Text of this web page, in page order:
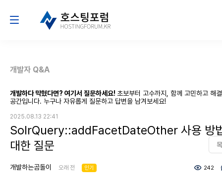
개발자 Q&A
개발하다 막혔다면? 여기서 질문하세요! 초보부터 고수까지, 함께 고민하고 해
공간입니다. 누구나 자유롭게 질문하고 답변을 남겨보세요!
2025.08.13 22:41
SolrQuery::addFacetDateOther 사용 방
대한 질문
개발하는곰돌이 오래 전 인기 242